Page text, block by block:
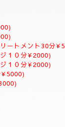
善トリートメン
ジュトリートメ
善トリートメン
トリートメント